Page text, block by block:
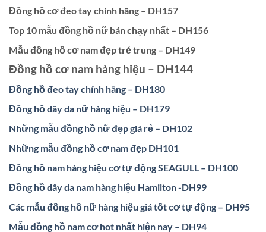
Đồng hồ cơ đeo tay chính hãng – DH157
Top 10 mẫu đồng hồ nữ bán chạy nhất – DH156
Mẫu đồng hồ cơ nam đẹp trẻ trung – DH149
Đồng hồ cơ nam hàng hiệu – DH144
Đồng hồ đeo tay chính hãng – DH180
Đồng hồ dây da nữ hàng hiệu – DH179
Những mẫu đồng hồ nữ đẹp giá rẻ – DH102
Những mẫu đồng hồ cơ nam đẹp DH101
Đồng hồ nam hàng hiệu cơ tự động SEAGULL – DH100
Đồng hồ dây da nam hàng hiệu Hamilton -DH99
Các mẫu đồng hồ nữ hàng hiệu giá tốt cơ tự động – DH95
Mẫu đồng hồ nam cơ hot nhất hiện nay – DH94